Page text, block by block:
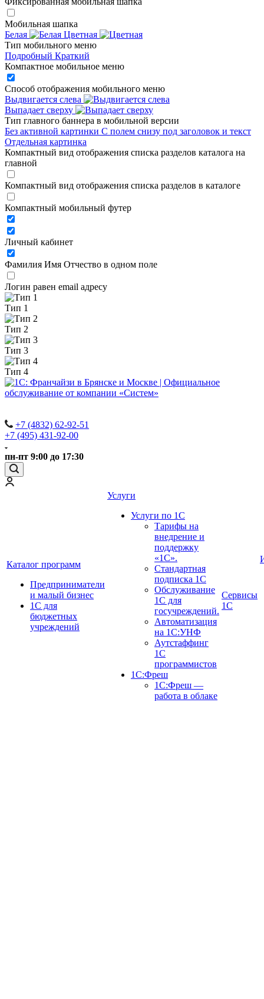
Мобильная шапка
Белая
Цветная
Тип мобильного меню
Подробный Краткий
Компактное мобильное меню
Способ отображения мобильного меню
Выдвигается слева
Выпадает сверху
Тип главного баннера в мобильной версии
Без активной картинки С полем снизу под заголовок и текст
Отдельная картинка
Компактный вид отображения списка разделов каталога на
главной
Компактный вид отображения списка разделов в каталоге
Компактный мобильный футер
Личный кабинет
Фамилия Имя Отчество в одном поле
Логин равен email адресу
Тип 1
Тип 2
Тип 3
Тип 4
+7 (4832) 62-92-51
+7 (495) 431-92-00
пн-пт 9:00 до 17:30
Каталог программ
Предприниматели
и малый бизнес
1С для
бюджетных
учреждений
Услуги
Услуги по 1С
Тарифы на
внедрение и
поддержку
«1С».
Стандартная
подписка 1С
Обслуживание
1С для
госучреждений.
Автоматизация
на 1С:УНФ
Аутстаффинг
1С
программистов
1С:Фреш
1С:Фреш —
работа в облаке
Сервисы
1С